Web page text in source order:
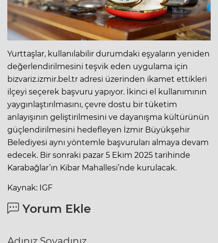
Yurttaşlar, kullanılabilir durumdaki eşyaların yeniden
değerlendirilmesini teşvik eden uygulama için
bizvariz.izmir.bel.tr adresi üzerinden ikamet ettikleri
ilçeyi seçerek başvuru yapıyor. İkinci el kullanımının
yaygınlaştırılmasını, çevre dostu bir tüketim
anlayışının geliştirilmesini ve dayanışma kültürünün
güçlendirilmesini hedefleyen İzmir Büyükşehir
Belediyesi aynı yöntemle başvuruları almaya devam
edecek. Bir sonraki pazar 5 Ekim 2025 tarihinde
Karabağlar’ın Kibar Mahallesi’nde kurulacak.
Kaynak: IGF
Yorum Ekle